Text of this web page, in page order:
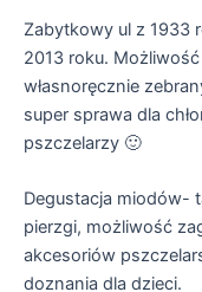
Zabytkowy ul z 1933
2013 roku.
własnoręcznie
super sprawa dla
pszczelarzy 🙂
Degustacja miodów-
pierzgi, możliwość
akcesoriów
doznania dla dzieci.